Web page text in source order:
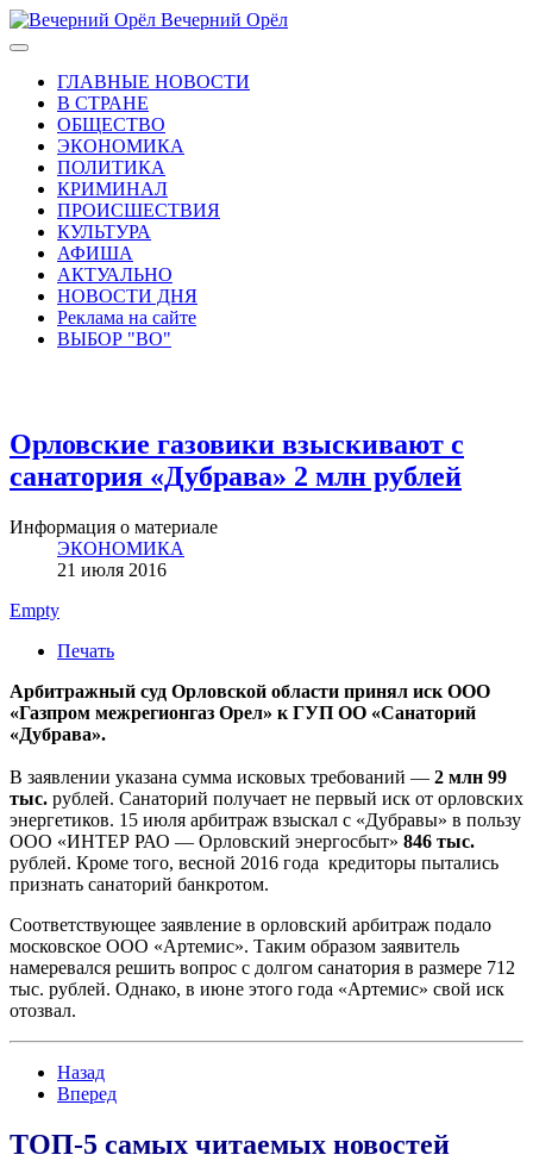
Вечерний Орёл
ГЛАВНЫЕ НОВОСТИ
В СТРАНЕ
ОБЩЕСТВО
ЭКОНОМИКА
ПОЛИТИКА
КРИМИНАЛ
ПРОИСШЕСТВИЯ
КУЛЬТУРА
АФИША
АКТУАЛЬНО
НОВОСТИ ДНЯ
Реклама на сайте
ВЫБОР "ВО"
Орловские газовики взыскивают с
санатория «Дубрава» 2 млн рублей
Информация о материале
ЭКОНОМИКА
21 июля 2016
Empty
Печать
Арбитражный суд Орловской области принял иск ООО
«Газпром межрегионгаз Орел» к ГУП ОО «Санаторий
«Дубрава».
В заявлении указана сумма исковых требований — 2 млн 99
тыс. рублей. Санаторий получает не первый иск от орловских
энергетиков. 15 июля арбитраж взыскал с «Дубравы» в пользу
ООО «ИНТЕР РАО — Орловский энергосбыт» 846 тыс.
рублей. Кроме того, весной 2016 года кредиторы пытались
признать санаторий банкротом.
Соответствующее заявление в орловский арбитраж подало
московское ООО «Артемис». Таким образом заявитель
намеревался решить вопрос с долгом санатория в размере 712
тыс. рублей. Однако, в июне этого года «Артемис» свой иск
отозвал.
Назад
Вперед
ТОП-5 самых читаемых новостей